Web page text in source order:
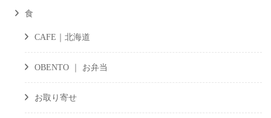
食
CAFE｜北海道
OBENTO ｜ お弁当
お取り寄せ